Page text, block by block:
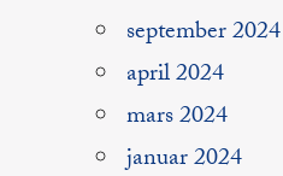
september 2024
april 2024
mars 2024
januar 2024